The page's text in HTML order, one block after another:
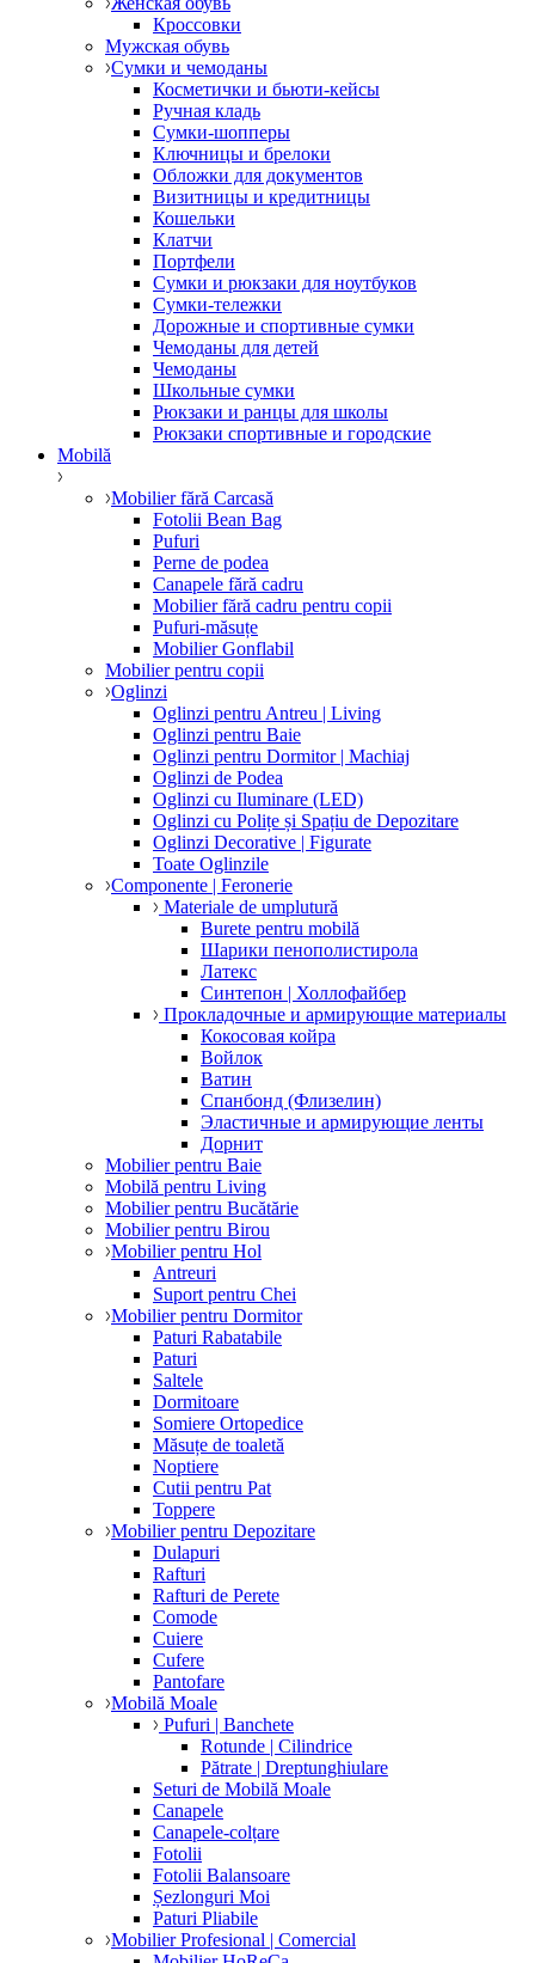
Кроссовки
Мужская обувь
Сумки и чемоданы
Косметички и бьюти-кейсы
Ручная кладь
Сумки-шопперы
Ключницы и брелоки
Обложки для документов
Визитницы и кредитницы
Кошельки
Клатчи
Портфели
Сумки и рюкзаки для ноутбуков
Сумки-тележки
Дорожные и спортивные сумки
Чемоданы для детей
Чемоданы
Школьные сумки
Рюкзаки и ранцы для школы
Рюкзаки спортивные и городские
Mobilă
Mobilier fără Carcasă
Fotolii Bean Bag
Pufuri
Perne de podea
Canapele fără cadru
Mobilier fără cadru pentru copii
Pufuri-măsuțe
Mobilier Gonflabil
Mobilier pentru copii
Oglinzi
Oglinzi pentru Antreu | Living
Oglinzi pentru Baie
Oglinzi pentru Dormitor | Machiaj
Oglinzi de Podea
Oglinzi cu Iluminare (LED)
Oglinzi cu Polițe și Spațiu de Depozitare
Oglinzi Decorative | Figurate
Toate Oglinzile
Componente | Feronerie
Materiale de umplutură
Burete pentru mobilă
Шарики пенополистирола
Латекс
Синтепон | Холлофайбер
Прокладочные и армирующие материалы
Кокосовая койра
Войлок
Ватин
Спанбонд (Флизелин)
Эластичные и армирующие ленты
Дорнит
Mobilier pentru Baie
Mobilă pentru Living
Mobilier pentru Bucătărie
Mobilier pentru Birou
Mobilier pentru Hol
Antreuri
Suport pentru Chei
Mobilier pentru Dormitor
Paturi Rabatabile
Paturi
Saltele
Dormitoare
Somiere Ortopedice
Măsuțe de toaletă
Noptiere
Cutii pentru Pat
Toppere
Mobilier pentru Depozitare
Dulapuri
Rafturi
Rafturi de Perete
Comode
Cuiere
Cufere
Pantofare
Mobilă Moale
Pufuri | Banchete
Rotunde | Cilindrice
Pătrate | Dreptunghiulare
Seturi de Mobilă Moale
Canapele
Canapele-colțare
Fotolii
Fotolii Balansoare
Șezlonguri Moi
Paturi Pliabile
Mobilier Profesional | Comercial